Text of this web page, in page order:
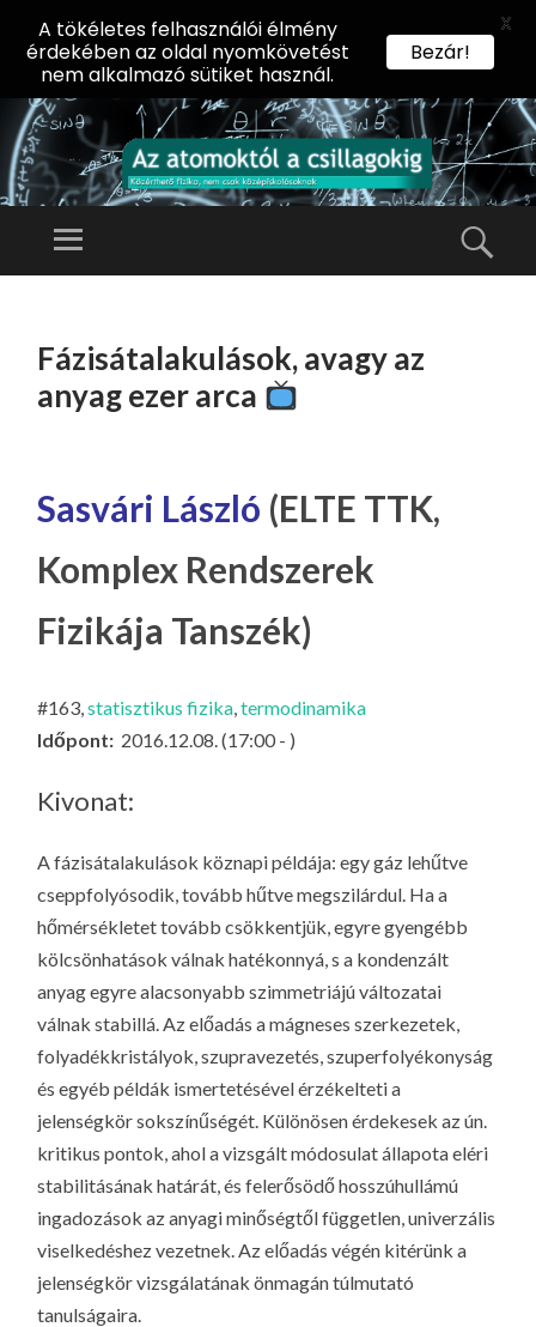
AZ
KT
CS
IL
LA
G
O
KI
G
Előadássorozat
Természettudományi
Menü
TARTALOMHOZ
Fázisátalakulások, avagy az
anyag ezer arca
Sasvári László (ELTE TTK,
Komplex Rendszerek
Fizikája Tanszék)
#163,statisztikus fizika,termodinamika
Időpont: 2016.12.08. (17:00 - )
Kivonat:
A fázisátalakulások köznapi példája: egy gáz lehűtve
cseppfolyósodik, tovább hűtve megszilárdul. Ha a
hőmérsékletet tovább csökkentjük, egyre gyengébb
kölcsönhatások válnak hatékonnyá, s a kondenzált
anyag egyre alacsonyabb szimmetriájú változatai
válnak stabillá. Az előadás a mágneses szerkezetek,
folyadékkristályok, szupravezetés, szuperfolyékonyság
és egyéb példák ismertetésével érzékelteti a
jelenségkör sokszínűségét. Különösen érdekesek az ún.
kritikus pontok, ahol a vizsgált módosulat állapota eléri
stabilitásának határát, és felerősödő hosszúhullámú
ingadozások az anyagi minőségtől független, univerzális
viselkedéshez vezetnek. Az előadás végén kitérünk a
jelenségkör vizsgálatának önmagán túlmutató
tanulságaira.
A tökéletes felhasználói élmény
érdekében az oldal nyomkövetést
nem alkalmazó sütiket használ.
Bezár!
X